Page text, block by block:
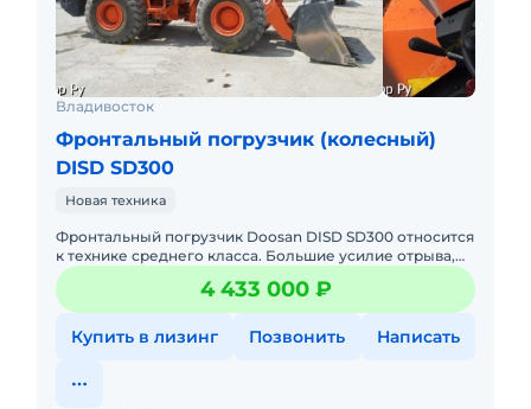
Владивосток
Фронтальный погрузчик (колесный)
DISD SD300
Новая техника
Фронтальный погрузчик Doosan DISD SD300 относится
к технике среднего класса. Большие усилие отрыва,
обеспечиваемое оптимальным сочетанием
гидравлических систем4 433 000 ₽
Купить в лизинг Позвонить Написать